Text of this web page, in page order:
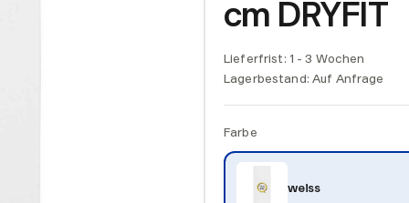
cm DRYFIT
Lieferfrist: 1 - 3 Wochen
Lagerbestand: Auf Anfrage
Farbe
weiss